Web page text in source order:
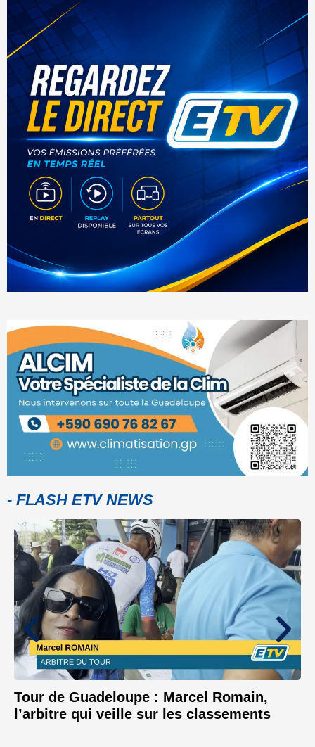
- FLASH ETV NEWS
Tour de Guadeloupe : Marcel Romain,
l’arbitre qui veille sur les classements